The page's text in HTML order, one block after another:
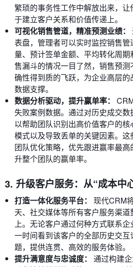
繁琐的事务性工作中解放出来，
于建立客户关系和价值传递上。
可视化销售管道，精准预测业绩：
表盘，管理者可以实时监控销售
量、预计签单金额、平均转化周
售漏斗的情况一目了然，销售预
确性得到质的飞跃，为企业高层
数据支撑。
数据分析驱动，提升赢单率：
失败案例数据。通过对历史成交
以帮助团队识别出高价值客户的
模式以及导致丢单的关键因素。
团队优化策略，优先跟进赢率最
升整个团队的赢单率。
3. 升级客户服务：从“成本中
打造一体化服务平台：
现代CRM
天、社交媒体等所有客户服务渠
上。无论客户通过何种方式联系
一时间看到该客户的全部历史交
题，提供连贯、高效的服务体验。
提升满意度与忠诚度：
通过构建